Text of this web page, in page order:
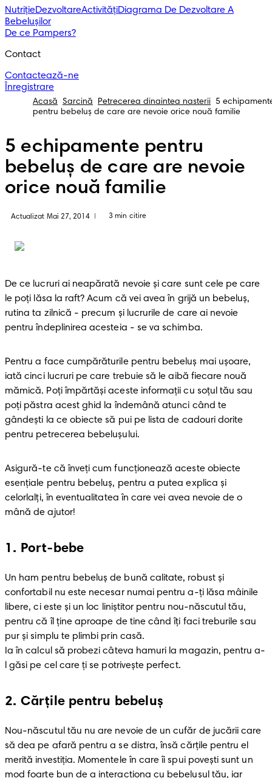
NutrițieDezvoltareActivitățiDiagrama De Dezvoltare A
Bebelușilor
De ce Pampers?
Contact
Contactează-ne
Înregistrare
Acasă Sarcină Petrecerea dinaintea nasterii
5
pentru bebeluș de care are nevoie orice nouă familie
5 echipamente pentru
bebeluș de care are nevoie
orice nouă familie
Actualizat Mai 27, 2014 3 min citire
De ce lucruri ai neapărată nevoie și care sunt cele pe care
le poți lăsa la raft? Acum că vei avea în grijă un bebeluș,
rutina ta zilnică - precum şi lucrurile de care ai nevoie
pentru îndeplinirea acesteia - se va schimba.
Pentru a face cumpărăturile pentru bebeluș mai ușoare,
iată cinci lucruri pe care trebuie să le aibă fiecare nouă
mămică. Poți împărtăși aceste informaţii cu soțul tău sau
poți păstra acest ghid la îndemână atunci când te
gândeşti la ce obiecte să pui pe lista de cadouri dorite
pentru petrecerea bebelușului.
Asigură-te că înveți cum funcționează aceste obiecte
esențiale pentru bebeluș, pentru a putea explica și
celorlalți, în eventualitatea în care vei avea nevoie de o
mână de ajutor!
1 . Port-bebe
Un ham pentru bebeluș de bună calitate, robust şi
confortabil nu este necesar numai pentru a-ți lăsa mâinile
libere, ci este şi un loc liniștitor pentru nou-născutul tău,
pentru că îl ține aproape de tine când îţi faci treburile sau
pur și simplu te plimbi prin casă.
Ia în calcul să probezi câteva hamuri la magazin, pentru a-
l găsi pe cel care ţi se potriveşte perfect.
2. Cărţile pentru bebeluş
Nou-născutul tău nu are nevoie de un cufăr de jucării care
să dea pe afară pentru a se distra, însă cărțile pentru el
merită investiţia. Momentele în care îi spui povești sunt un
mod foarte bun de a interacționa cu bebelușul tău, iar